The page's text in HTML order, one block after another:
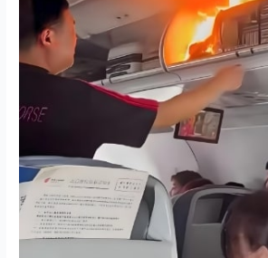
hændelsen
med
litiumbatterier
Air